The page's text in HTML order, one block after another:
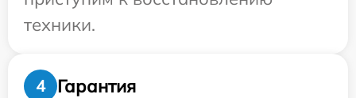
техники.
4
Гарантия